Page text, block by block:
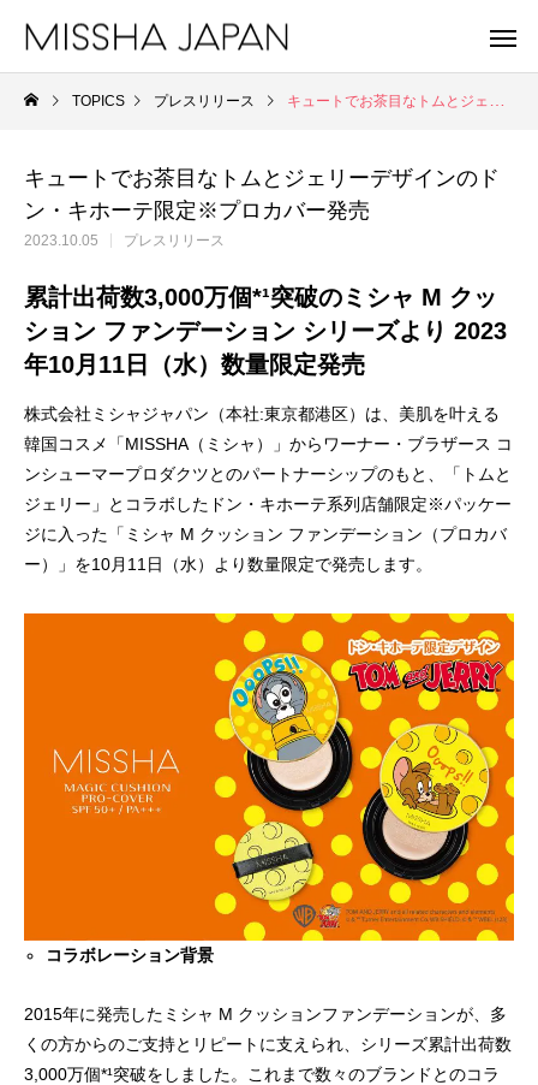
MISSHA
MISSHA商品一覧 Apieu
未来を見据え、健やかな美肌を目指す。
「PDRN*¹ NAD+*²」新シリーズ誕生。
2026.07.13
重さゼロ。進化を
「ミシャ M プロ ブ
ョン」誕生
2026.07.06
TOPICS プレスリリース キュートでお茶目なトムとジェリーデザインのドン・キホーテ限定※プロカバー発売
キュートでお茶目なトムとジェリーデザインのド
ン・キホーテ限定※プロカバー発売
2023.10.05 プレスリリース
累計出荷数3,000万個*¹突破のミシャ M クッ
ション ファンデーション シリーズより 2023
年10月11日（水）数量限定発売
株式会社ミシャジャパン（本社:東京都港区）は、美肌を叶える
韓国コスメ「MISSHA（ミシャ）」からワーナー・ブラザース コ
ンシューマープロダクツとのパートナーシップのもと、「トムと
ジェリー」とコラボしたドン・キホーテ系列店舗限定※パッケー
ジに入った「ミシャ M クッション ファンデーション（プロカバ
ー）」を10月11日（水）より数量限定で発売します。
コラボレーション背景
2015年に発売したミシャ M クッションファンデーションが、多
くの方からのご支持とリピートに支えられ、シリーズ累計出荷数
3,000万個*¹突破をしました。これまで数々のブランドとのコラ